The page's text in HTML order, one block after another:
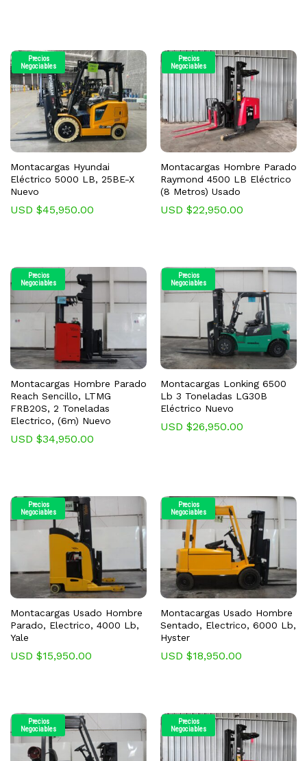
Precios
Negociables
Montacargas Hyundai
Eléctrico 5000 LB, 25BE-X
Nuevo
USD $45,950.00
Precios
Negociables
Montacargas Hombre Parado
Raymond 4500 LB Eléctrico
(8 Metros) Usado
USD $22,950.00
Precios
Negociables
Montacargas Hombre Parado
Reach Sencillo, LTMG
FRB20S, 2 Toneladas
Electrico, (6m) Nuevo
USD $34,950.00
Precios
Negociables
Montacargas Lonking 6500
Lb 3 Toneladas LG30B
Eléctrico Nuevo
USD $26,950.00
Precios
Negociables
Montacargas Usado Hombre
Parado, Electrico, 4000 Lb,
Yale
USD $15,950.00
Precios
Negociables
Montacargas Usado Hombre
Sentado, Electrico, 6000 Lb,
Hyster
USD $18,950.00
Precios
Negociables
Precios
Negociables